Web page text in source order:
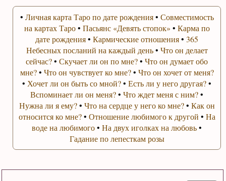
• Личная карта Таро по дате рождения• Совместимость
на картах Таро• Пасьянс «Девять стопок» • Карма по
дате рождения•Кармические отношения•365
Небесных посланий на каждый день• Что он делает
сейчас?•Скучает ли он по мне?•Что он думает обо
мне?• Что он чувствует ко мне?• Что он хочет от меня?
• Хочет ли он быть со мной?•Есть ли у него другая?•
Вспоминает ли он меня?•Что ждет меня с ним?•
Нужна ли я ему?• Что на сердце у него ко мне?• Как он
относится ко мне?• Отношение любимого к другой • На
воде на любимого•На двух иголках на любовь•
Гадание по лепесткам розы